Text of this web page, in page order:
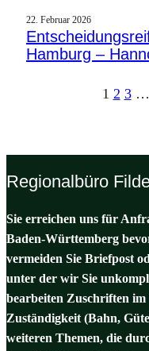
22. Februar 2026
Hamburg –
1 2 3 …
Regionalbüro
Sie erreichen uns für
Baden-Württemberg
vermeiden Sie Briefpost
unter der wir Sie
bearbeiten Zuschriften
Zuständigkeit (Bahn,
weiteren Themen, die